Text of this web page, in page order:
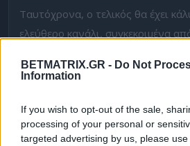
BETMATRIX.GR - Do Not
Information
If you wish to opt-out of the sale,
processing of your personal or
targeted advertising by us, please
Ταυτόχρονα, ο τελικός θα έχει
ελεύθερο κανάλι, συγκεκριμένα
Αναλυτικά οι μεταδόσεις (20/
Ημερομηνία &
Ώρα
Αγώνας